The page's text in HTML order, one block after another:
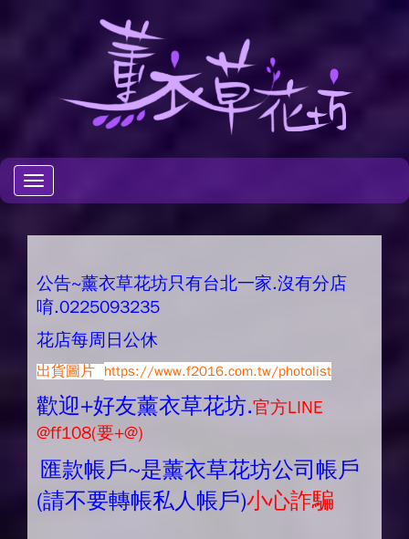
Toggle
navigation
公告~薰衣草花坊只有台北一家.沒有分店
唷.0225093235
花店每周日公休
出貨圖片 https://www.f2016.com.tw/photolist
歡迎+好友薰衣草花坊.官方LINE
@ff108(要+@)
匯款帳戶~是薰衣草花坊公司帳戶
(請不要轉帳私人帳戶)小心詐騙